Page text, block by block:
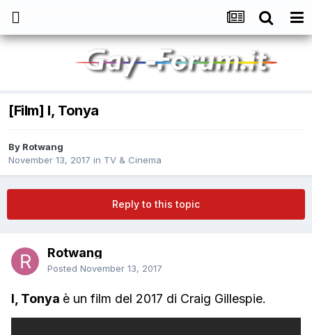
[Film] I, Tonya
By Rotwang
November 13, 2017 in TV & Cinema
Reply to this topic
Rotwang
Posted November 13, 2017
I, Tonya è un film del 2017 di Craig Gillespie.